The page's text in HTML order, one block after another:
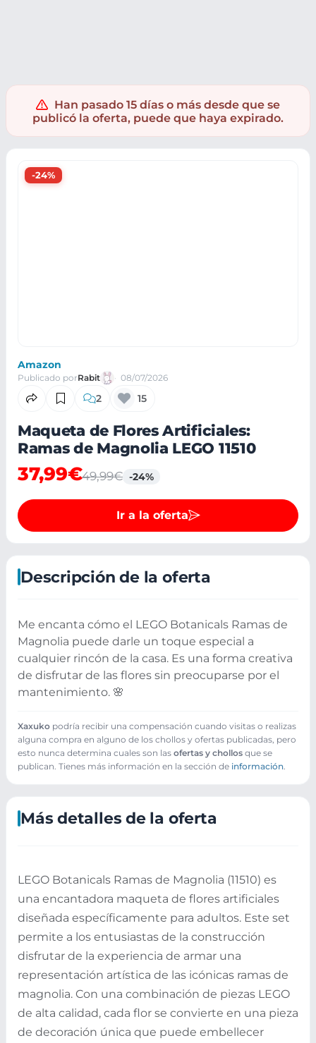
Han pasado 15 días o más desde que se
publicó la oferta, puede que haya expirado.
-24%
Amazon
Publicado porRabit 08/07/2026
2 15
Maqueta de Flores Artificiales:
Ramas de Magnolia LEGO 11510
37,99€49,99€ -24%
Ir a la oferta
Descripción de la oferta
Me encanta cómo el LEGO Botanicals Ramas de
Magnolia puede darle un toque especial a
cualquier rincón de la casa. Es una forma creativa
de disfrutar de las flores sin preocuparse por el
mantenimiento. 🌸
Xaxuko podría recibir una compensación cuando visitas o realizas
alguna compra en alguno de los chollos y ofertas publicadas, pero
esto nunca determina cuales son las ofertas y chollos que se
publican. Tienes más información en la sección de información.
Más detalles de la oferta
LEGO Botanicals Ramas de Magnolia (11510) es
una encantadora maqueta de flores artificiales
diseñada específicamente para adultos. Este set
permite a los entusiastas de la construcción
disfrutar de la experiencia de armar una
representación artística de las icónicas ramas de
magnolia. Con una combinación de piezas LEGO
de alta calidad, cada flor se convierte en una pieza
de decoración única que puede embellecer